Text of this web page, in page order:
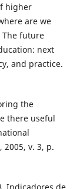
higher
are we
The future
next
and practice.
the
there useful
2005, v. 3, p.